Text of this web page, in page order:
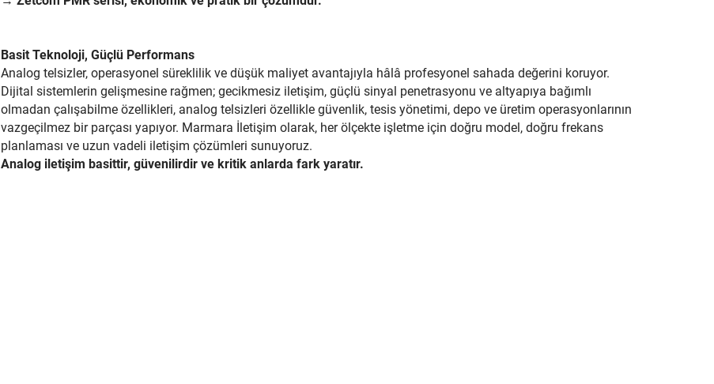
Basit Teknoloji, Güçlü Performans
Analog telsizler, operasyonel süreklilik ve düşük maliyet avantajıyla hâlâ profesyonel sahada değerini koruyor.
Dijital sistemlerin gelişmesine rağmen; gecikmesiz iletişim, güçlü sinyal penetrasyonu ve altyapıya bağımlı
olmadan çalışabilme özellikleri, analog telsizleri özellikle güvenlik, tesis yönetimi, depo ve üretim operasyonlarının
vazgeçilmez bir parçası yapıyor. Marmara İletişim olarak, her ölçekte işletme için doğru model, doğru frekans
planlaması ve uzun vadeli iletişim çözümleri sunuyoruz.
Analog iletişim basittir, güvenilirdir ve kritik anlarda fark yaratır.